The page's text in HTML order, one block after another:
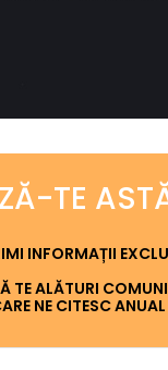
TE
INFORMAȚII
TE ALĂTURI
NE CITESC ANUAL